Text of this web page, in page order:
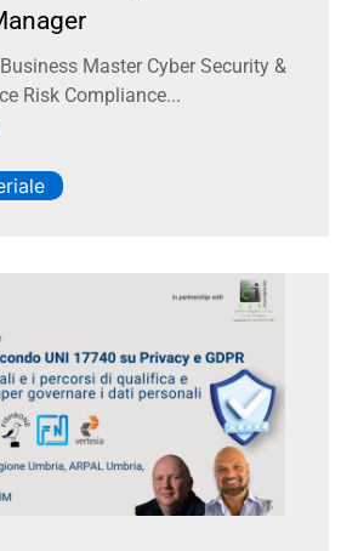
Master Cyber Security &
Risk Compliance...